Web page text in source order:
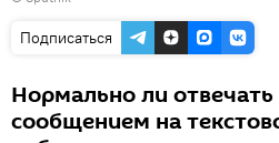
Подписаться
Нормально ли
сообщением на